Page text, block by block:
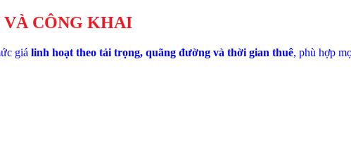
VÀ CÔNG KHAI
giá linh hoạt theo tải trọng, quãng đường và thời gian thuê, phù hợp